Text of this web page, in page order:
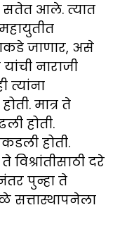
सतेत आले. त्यात
जाणार, असे
नाराजी
त्यांना
मात्र ते
होती.
होती.
दरे
पुन्हा ते
सत्तास्थापनेला